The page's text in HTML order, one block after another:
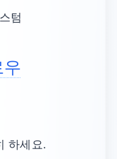
텀
우
하세요.